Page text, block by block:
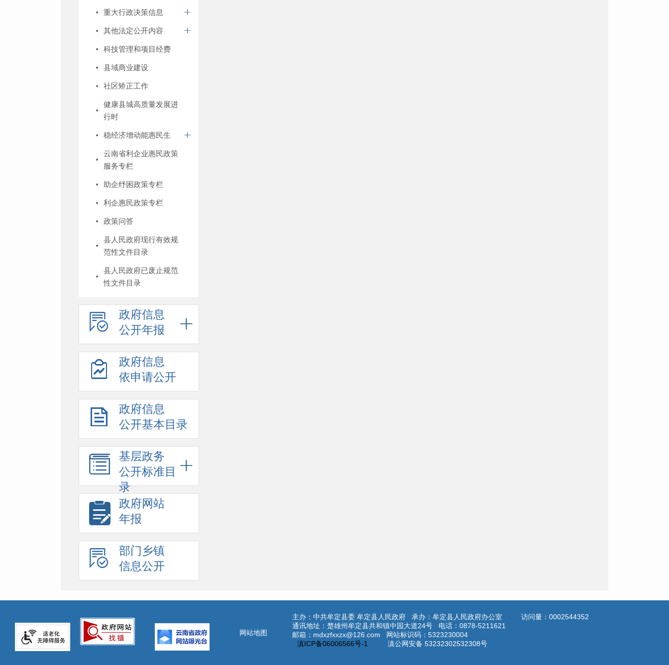
重大行政决策信息
其他法定公开内容
科技管理和项目经费
县域商业建设
社区矫正工作
健康县城高质量发展进
行时
稳经济增动能惠民生
云南省利企业惠民政策
服务专栏
助企纾困政策专栏
利企惠民政策专栏
政策问答
县人民政府现行有效规
范性文件目录
县人民政府已废止规范
性文件目录
政府信息
公开年报
政府信息
依申请公开
政府信息
公开基本目录
基层政务
公开标准目
录
政府网站
年报
部门乡镇
信息公开
网站地图
主办：中共牟定县委 牟定县人民政府 承办：牟定县人民政府办公室
通讯地址：楚雄州牟定县共和镇中园大道24号 电话：0878-5211621
邮箱：mdxzfxxzx@126.com 网站标识码：5323230004
滇ICP备06006566号-1
滇公网安备 53232302532308号
访问量： 0002544352